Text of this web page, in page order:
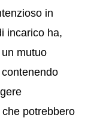
in
incarico ha,
mutuo
potrebbero